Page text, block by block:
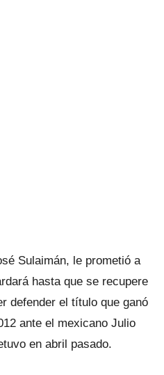
Sulaimán, le prometió a
hasta que se recupere
defender el título que ganó
ante el mexicano Julio
en abril pasado.